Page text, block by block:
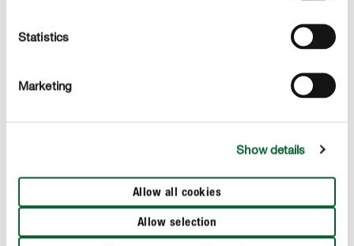
Statistics
Marketing
Show details
Allow all cookies
Allow selection
Telefon
Ich bin damit einverstanden, dass meine
Daten auch über eine konkrete
Stellenbesetzung hinaus gespeichert
werden und ich auf interessante
Stellenangebote hingewiesen werde.